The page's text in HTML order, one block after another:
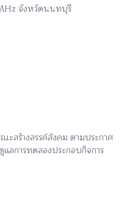
จังหวัดนนทบุรี
ณะสร้างสรรค์สังคม ตามประกาศ
ลการทดลองประกอบกิจการ